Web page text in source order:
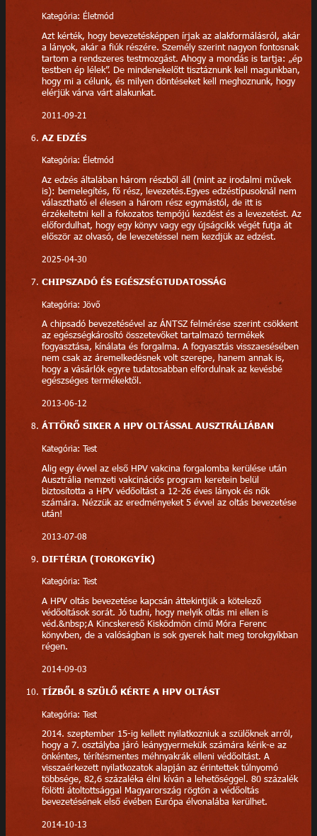
Kategória: Életmód
Azt kérték, hogy bevezetésképpen írjak az alakformálásról, akár
a lányok, akár a fiúk részére. Személy szerint nagyon fontosnak
tartom a rendszeres testmozgást. Ahogy a mondás is tartja: „ép
testben ép lélek”. De mindenekelőtt tisztáznunk kell magunkban,
hogy mi a célunk, és milyen döntéseket kell meghoznunk, hogy
elérjük várva várt alakunkat.
2011-09-21
AZ EDZÉS
Kategória: Életmód
Az edzés általában három részből áll (mint az irodalmi művek
is): bemelegítés, fő rész, levezetés.Egyes edzéstípusoknál nem
választható el élesen a három rész egymástól, de itt is
érzékeltetni kell a fokozatos tempójú kezdést és a levezetést. Az
előfordulhat, hogy egy könyv vagy egy újságcikk végét futja át
először az olvasó, de levezetéssel nem kezdjük az edzést.
2025-04-30
CHIPSZADÓ ÉS EGÉSZSÉGTUDATOSSÁG
Kategória: Jövő
A chipsadó bevezetésével az ÁNTSZ felmérése szerint csökkent
az egészségkárosító összetevőket tartalmazó termékek
fogyasztása, kínálata és forgalma. A fogyasztás visszaesésében
nem csak az áremelkedésnek volt szerepe, hanem annak is,
hogy a vásárlók egyre tudatosabban elfordulnak az kevésbé
egészséges termékektől.
2013-06-12
ÁTTÖRŐ SIKER A HPV OLTÁSSAL AUSZTRÁLIÁBAN
Kategória: Test
Alig egy évvel az első HPV vakcina forgalomba kerülése után
Ausztrália nemzeti vakcinációs program keretein belül
biztosította a HPV védőoltást a 12-26 éves lányok és nők
számára. Nézzük az eredményeket 5 évvel az oltás bevezetése
után!
2013-07-08
DIFTÉRIA (TOROKGYÍK)
Kategória: Test
A HPV oltás bevezetése kapcsán áttekintjük a kötelező
védőoltások sorát. Jó tudni, hogy melyik oltás mi ellen is
véd.&nbsp;A Kincskereső Kisködmön című Móra Ferenc
könyvben, de a valóságban is sok gyerek halt meg torokgyíkban
régen.
2014-09-03
TÍZBŐL 8 SZÜLŐ KÉRTE A HPV OLTÁST
Kategória: Test
2014. szeptember 15-ig kellett nyilatkozniuk a szülőknek arról,
hogy a 7. osztályba járó leánygyermekük számára kérik-e az
önkéntes, térítésmentes méhnyakrák elleni védőoltást. A
visszaérkezett nyilatkozatok alapján az érintettek túlnyomó
többsége, 82,6 százaléka élni kíván a lehetőséggel. 80 százalék
fölötti átoltottsággal Magyarország rögtön a védőoltás
bevezetésének első évében Európa élvonalába kerülhet.
2014-10-13